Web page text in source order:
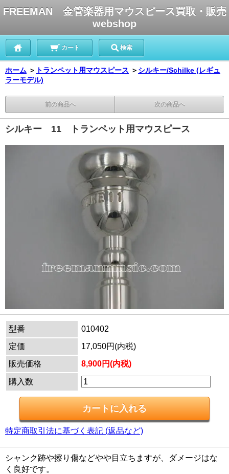
FREEMAN 金管楽器用マウスピース買取・販売
webshop
カート 検索
ホーム ＞ トランペット用マウスピース ＞ シルキー/Schilke (レギュ
ラーモデル)
前の商品へ 次の商品へ
シルキー 11 トランペット用マウスピース
型番
010402
定価
17,050円(内税)
販売価格
8,900円(内税)
購入数
特定商取引法に基づく表記 (返品など)
シャンク跡や擦り傷などやや目立ちますが、ダメージはな
く良好です。